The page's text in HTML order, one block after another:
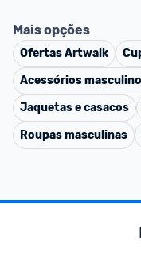
Mais opções
OfertasArtwalk
Acessórios
Jaquetas e casacos
Roupas masculinas